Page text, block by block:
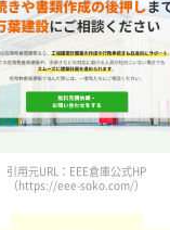
引用元URL：EEE倉庫公式HP
（https://eee-soko.com/）